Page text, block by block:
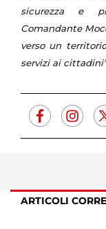
sicurezza e
Comandante
verso un
servizi ai
ARTICOLI